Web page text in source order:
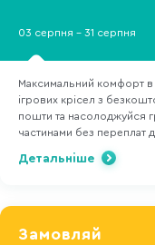
03 серпня - 31 серпня
Максимальний комфорт в
ігрових крісел з
пошти та насолоджуйся
частинами без переплат
Детальніше
Замовляй